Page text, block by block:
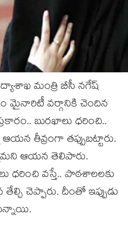
మంత్రి బీసీ న‌గేష్
మైనారిటీ వ‌ర్గానికి చెందిన
బుర‌ఖాలు ధ‌రించి..
తీవ్రంగా త‌ప్పుబ‌ట్టారు.
ఆయ‌న తెలిపారు.
ధ‌రించి వ‌స్తే.. పాఠ‌శాల‌ల‌కు
చెప్పారు. దీంతో ఇప్పుడు